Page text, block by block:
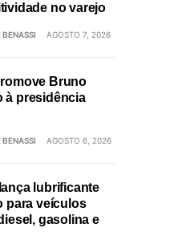
no varejo
AGOSTO 7, 2026
Bruno
à presidência
AGOSTO 6, 2026
lubrificante
para veículos
gasolina e